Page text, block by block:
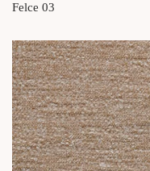
Felce 03